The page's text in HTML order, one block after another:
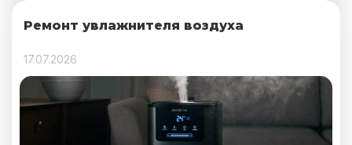
Ремонт увлажнителя воздуха
17.07.2026